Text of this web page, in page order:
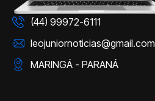
(44) 99972-6111
leojuniornoticias@gmail.com
MARINGÁ - PARANÁ